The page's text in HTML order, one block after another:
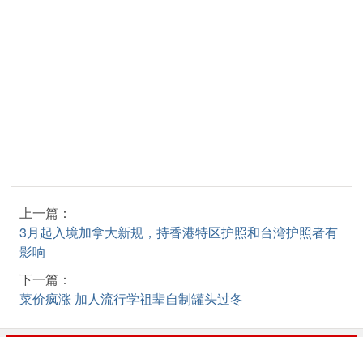
上一篇：
3月起入境加拿大新规，持香港特区护照和台湾护照者有
影响
下一篇：
菜价疯涨 加人流行学祖辈自制罐头过冬